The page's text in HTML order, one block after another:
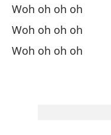
Woh oh oh oh
Woh oh oh oh
Woh oh oh oh